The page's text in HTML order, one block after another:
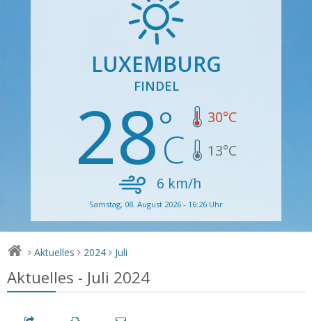
LUXEMBURG
FINDEL
28 30°C
13°C
6 km/h
Samstag, 08. August 2026 - 16:26 Uhr
> Aktuelles > 2024 > Juli
Aktuelles - Juli 2024